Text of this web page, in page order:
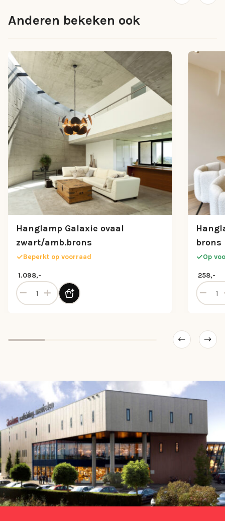
Anderen bekeken ook
Hanglamp Galaxie ovaal
zwart/amb.brons
Beperkt op voorraad
1.098,-
Hanglamp Galaxie ovaal zwart/amb.brons aantal
brons
Op
258,-